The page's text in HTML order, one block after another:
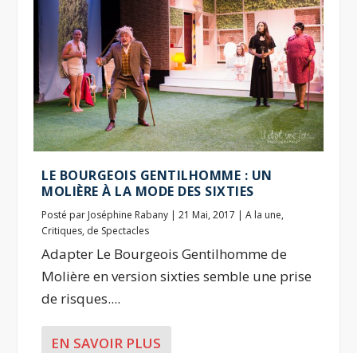
LE BOURGEOIS GENTILHOMME : UN
MOLIÈRE À LA MODE DES SIXTIES
Posté par Joséphine Rabany |21 Mai, 2017 |A la une,
Critiques, de Spectacles
Adapter Le Bourgeois Gentilhomme de
Molière en version sixties semble une prise
de risques....
EN SAVOIR PLUS